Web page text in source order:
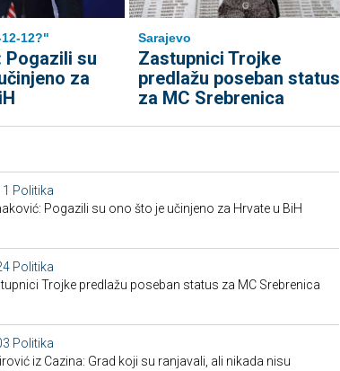
12?"
Pogazili su
za
Sarajevo
Zastupnici Trojke
predlažu poseban status
za MC Srebrenica
Politika
Pogazili su ono što je učinjeno za Hrvate u BiH
Politika
Trojke predlažu poseban status za MC Srebrenica
Politika
iz Cazina: Grad koji su ranjavali, ali nikada nisu